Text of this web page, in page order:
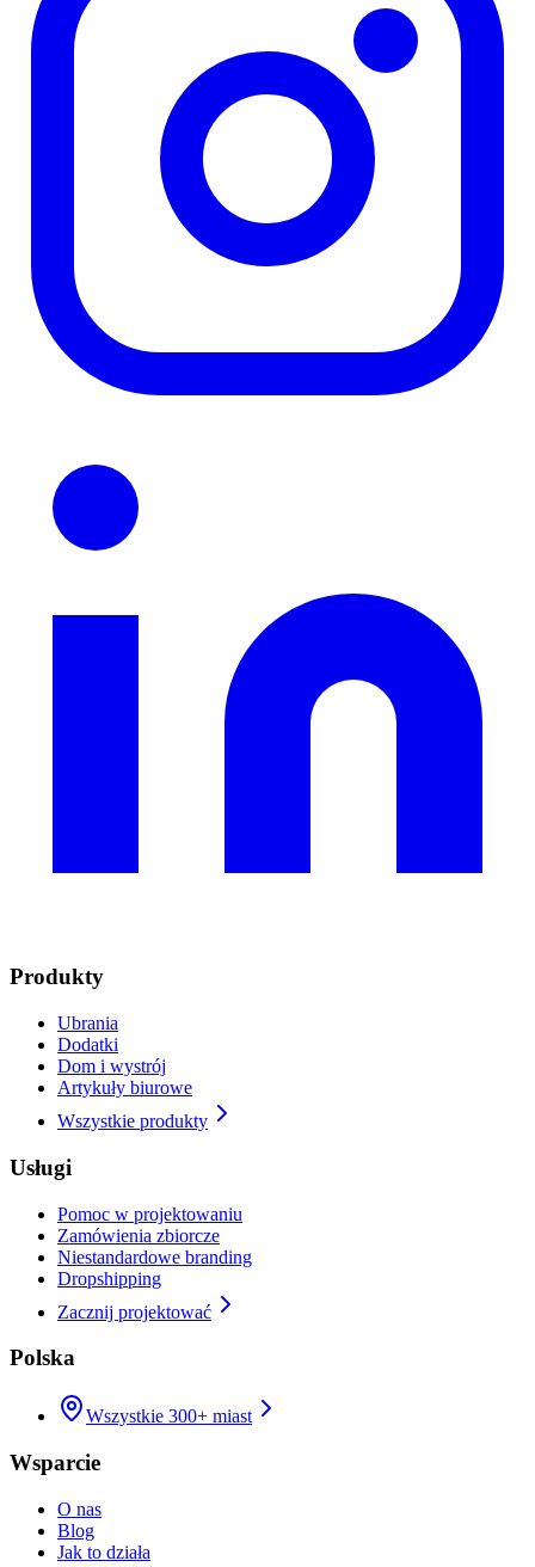
Produkty
Ubrania
Dodatki
Dom i wystrój
Artykuły biurowe
Wszystkie produkty
Usługi
Pomoc w projektowaniu
Zamówienia zbiorcze
Niestandardowe branding
Dropshipping
Zacznij projektować
Polska
Wszystkie 300+ miast
Wsparcie
O nas
Blog
Jak to działa